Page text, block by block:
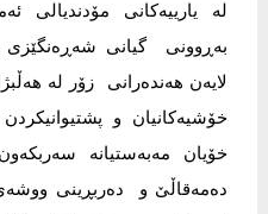
به‌ڕوونی‌ گیانی‌ شه‌ڕه‌نگێزی‌
لایه‌ن هه‌نده‌رانی‌ زۆر له‌
خۆشیه‌كانیان و
خۆیان مه‌به‌ستیانه‌
ده‌مه‌قاڵێ‌ و ده‌ربڕینی‌ ووشه‌ی‌